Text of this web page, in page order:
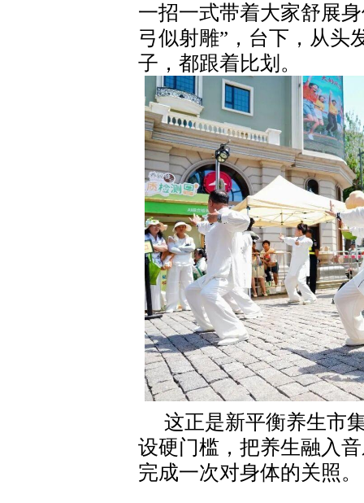
一招一式带着大家舒展
弓似射雕”，台下，从头
子，都跟着比划。
这正是新平衡养生市
设硬门槛，把养生融入
完成一次对身体的关照。